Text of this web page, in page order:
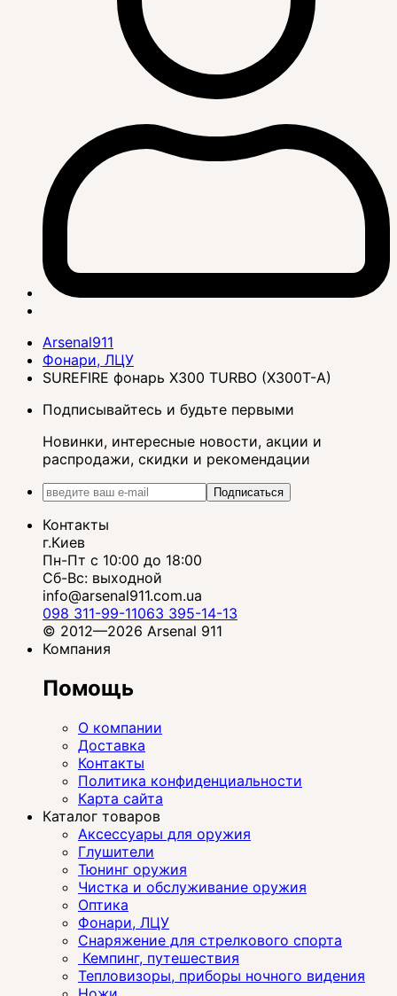
Arsenal911
Фонари, ЛЦУ
SUREFIRE фонарь X300 TURBO (X300T-A)
Подписывайтесь и будьте первыми
Новинки, интересные новости, акции и
распродажи, скидки и рекомендации
Подписаться
Контакты
г.Киев
Пн-Пт с 10:00 до 18:00
Сб-Вс: выходной
info@arsenal911.com.ua
098 311-99-11063 395-14-13
© 2012—2026 Arsenal 911
Компания
Помощь
О компании
Доставка
Контакты
Политика конфиденциальности
Карта сайта
Каталог товаров
Аксессуары для оружия
Глушители
Тюнинг оружия
Чистка и обслуживание оружия
Оптика
Фонари, ЛЦУ
Снаряжение для стрелкового спорта
Кемпинг, путешествия
Тепловизоры, приборы ночного видения